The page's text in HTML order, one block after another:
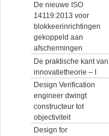
De nieuwe ISO
14119:2013 voor
blokkeerinrichtingen
gekoppeld aan
afschermingen
De praktische kant van
innovatietheorie – I
Design Verification
engineer dwingt
constructeur tot
objectiviteit
Design for